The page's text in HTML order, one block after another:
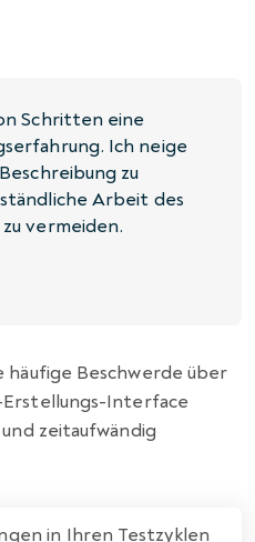
Schritten eine
Ich neige
zu
Arbeit des
vermeiden.
häufige Beschwerde über
Interface
und zeitaufwändig
in Ihren Testzyklen